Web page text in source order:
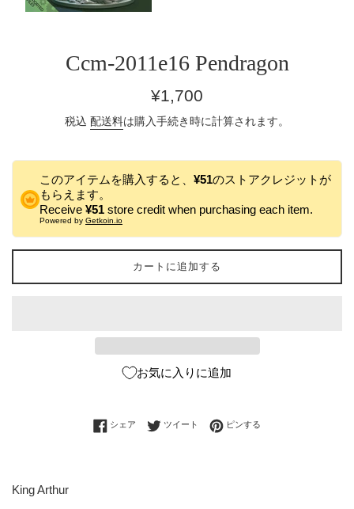
Ccm-2011e16 Pendragon
通
価
¥1,700
税込 配送料は購入手続き時に計算されます。
このアイテムを購入すると、 ¥51のストアクレジットが
もらえます。
Receive ¥51 store credit when purchasing each item.
Powered by Getkoin.io
カートに追加する
お気に入りに追加
シェア Facebookでシェアする
ツイート Twitterに投稿する
ピンする
King Arthur